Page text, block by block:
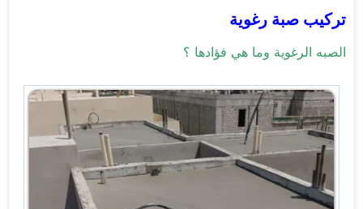
تركيب صبة رغوية
الصبه الرغوية وما هي فؤادها ؟